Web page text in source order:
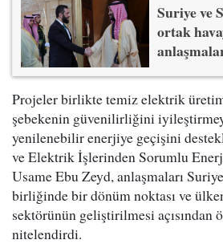
Suriye ve
ortak
Projeler birlikte temiz elektrik
şebekenin güvenilirliğini
yenilenebilir enerjiye geçişini
ve Elektrik İşlerinden Sorumlu
Usame Ebu Zeyd, anlaşmaları
birliğinde bir dönüm noktası ve
sektörünün geliştirilmesi açısından
nitelendirdi.